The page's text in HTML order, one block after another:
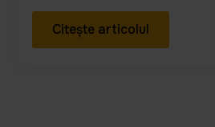
Citește articolul